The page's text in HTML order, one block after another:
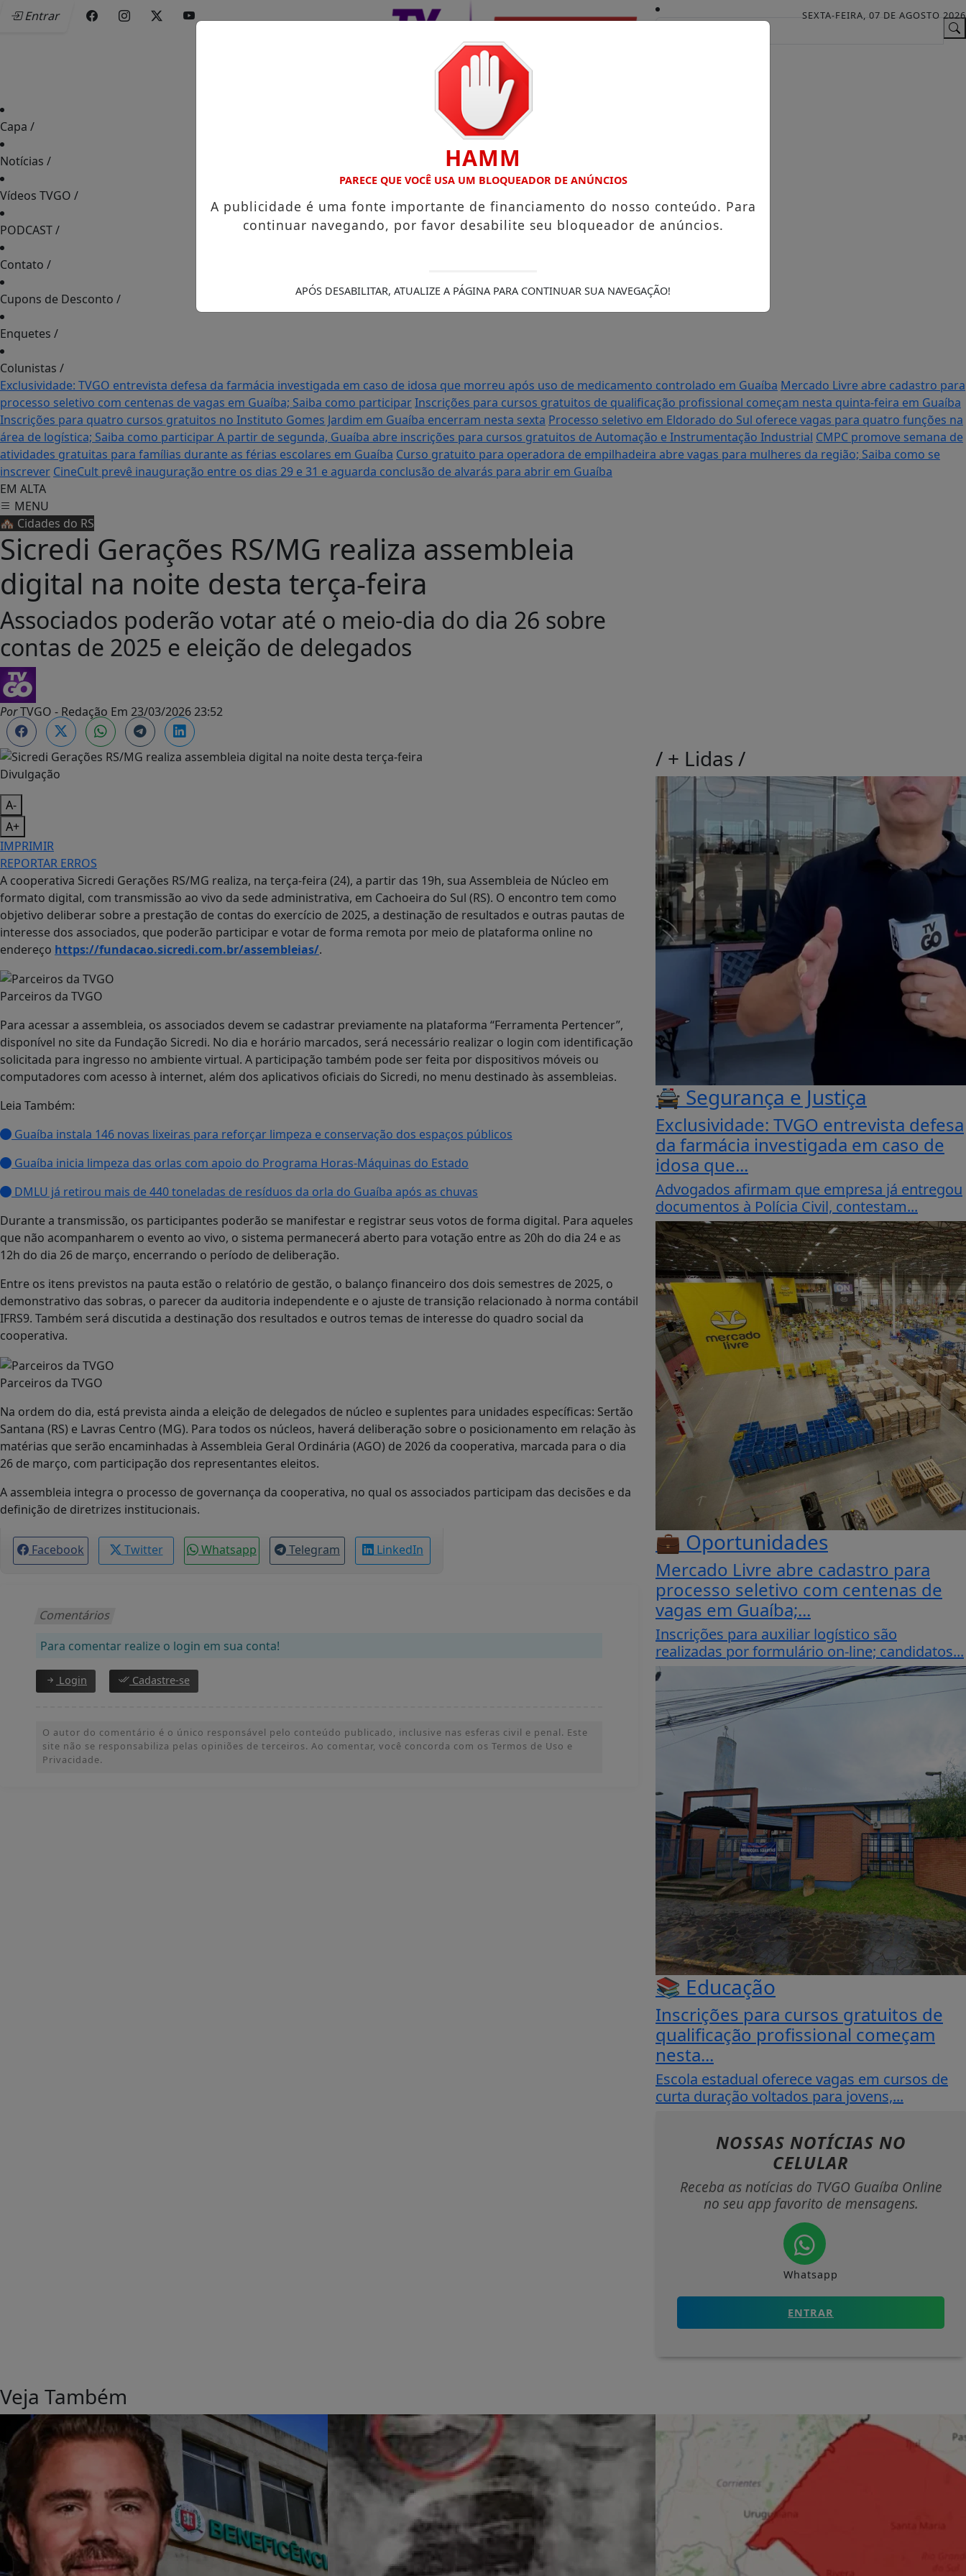
Entrar SEXTA-FEIRA, 07 DE AGOSTO 2026
Capa /
Notícias /
Vídeos TVGO /
PODCAST/
Contato /
Cupons de Desconto /
Enquetes /
Colunistas /
Exclusividade: TVGO entrevista defesa da farmácia investigada em caso de idosa que morreu após uso de medicamento controlado em Guaíba Mercado Livre abre cadastro para
processo seletivo com centenas de vagas em Guaíba; Saiba como participarInscrições para cursos gratuitos de qualificação profissional começam nesta quinta-feira em Guaíba
Inscrições para quatro cursos gratuitos no Instituto Gomes Jardim em Guaíba encerram nesta sexta Processo seletivo em Eldorado do Sul oferece vagas para quatro funções na
área de logística; Saiba como participarA partir de segunda, Guaíba abre inscrições para cursos gratuitos de Automação e Instrumentação Industrial CMPC promove semana de
atividades gratuitas para famílias durante as férias escolares em Guaíba Curso gratuito para operadora de empilhadeira abre vagas para mulheres da região; Saiba como se
inscrever CineCult prevê inauguração entre os dias 29 e 31 e aguarda conclusão de alvarás para abrir em Guaíba
EM ALTA
MENU
🏘️ Cidades do RS
Sicredi Gerações RS/MG realiza assembleia
digital na noite desta terça-feira
Associados poderão votar até o meio-dia do dia 26 sobre
contas de 2025 e eleição de delegados
PorTVGO - Redação Em 23/03/2026 23:52
Divulgação
A-
A+
IMPRIMIR
REPORTAR ERROS
A cooperativa Sicredi Gerações RS/MG realiza, na terça-feira (24), a partir das 19h, sua Assembleia de Núcleo em
formato digital, com transmissão ao vivo da sede administrativa, em Cachoeira do Sul (RS). O encontro tem como
objetivo deliberar sobre a prestação de contas do exercício de 2025, a destinação de resultados e outras pautas de
interesse dos associados, que poderão participar e votar de forma remota por meio de plataforma online no
endereço https://fundacao.sicredi.com.br/assembleias/.
Parceiros da TVGO
Para acessar a assembleia, os associados devem se cadastrar previamente na plataforma “Ferramenta Pertencer”,
disponível no site da Fundação Sicredi. No dia e horário marcados, será necessário realizar o login com identificação
solicitada para ingresso no ambiente virtual. A participação também pode ser feita por dispositivos móveis ou
computadores com acesso à internet, além dos aplicativos oficiais do Sicredi, no menu destinado às assembleias.
Leia Também:
Guaíba instala 146 novas lixeiras para reforçar limpeza e conservação dos espaços públicos
Guaíba inicia limpeza das orlas com apoio do Programa Horas-Máquinas do Estado
DMLU já retirou mais de 440 toneladas de resíduos da orla do Guaíba após as chuvas
Durante a transmissão, os participantes poderão se manifestar e registrar seus votos de forma digital. Para aqueles
que não acompanharem o evento ao vivo, o sistema permanecerá aberto para votação entre as 20h do dia 24 e as
12h do dia 26 de março, encerrando o período de deliberação.
Entre os itens previstos na pauta estão o relatório de gestão, o balanço financeiro dos dois semestres de 2025, o
demonstrativo das sobras, o parecer da auditoria independente e o ajuste de transição relacionado à norma contábil
IFRS9. Também será discutida a destinação dos resultados e outros temas de interesse do quadro social da
cooperativa.
Parceiros da TVGO
Na ordem do dia, está prevista ainda a eleição de delegados de núcleo e suplentes para unidades específicas: Sertão
Santana (RS) e Lavras Centro (MG). Para todos os núcleos, haverá deliberação sobre o posicionamento em relação às
matérias que serão encaminhadas à Assembleia Geral Ordinária (AGO) de 2026 da cooperativa, marcada para o dia
26 de março, com participação dos representantes eleitos.
A assembleia integra o processo de governança da cooperativa, no qual os associados participam das decisões e da
definição de diretrizes institucionais.
Facebook Twitter Whatsapp Telegram LinkedIn
Comentários
Para comentar realize o login em sua conta!
Login Cadastre-se
O autor do comentário é o único responsável pelo conteúdo publicado, inclusive nas esferas civil e penal. Este
site não se responsabiliza pelas opiniões de terceiros. Ao comentar, você concorda com os Termos de Uso e
Privacidade.
/ + Lidas /
🚔 Segurança e Justiça
Exclusividade: TVGO entrevista defesa
da farmácia investigada em caso de
idosa que...
Advogados afirmam que empresa já entregou
documentos à Polícia Civil, contestam...
💼 Oportunidades
Mercado Livre abre cadastro para
processo seletivo com centenas de
vagas em Guaíba;...
Inscrições para auxiliar logístico são
realizadas por formulário on-line; candidatos...
📚 Educação
Inscrições para cursos gratuitos de
qualificação profissional começam
nesta...
Escola estadual oferece vagas em cursos de
curta duração voltados para jovens,...
NOSSAS NOTÍCIAS NO
CELULAR
Receba as notícias do TVGO Guaíba Online
no seu app favorito de mensagens.
Whatsapp
ENTRAR
Veja Também
HAMM
PARECE QUE VOCÊ USA UM BLOQUEADOR DE ANÚNCIOS
A publicidade é uma fonte importante de financiamento do nosso conteúdo. Para
continuar navegando, por favor desabilite seu bloqueador de anúncios.
APÓS DESABILITAR, ATUALIZE A PÁGINA PARA CONTINUAR SUA NAVEGAÇÃO!